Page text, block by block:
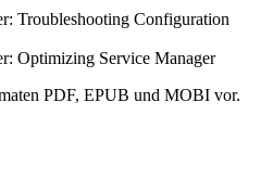
Troubleshooting Configuration
Optimizing Service Manager
PDF, EPUB und MOBI vor.